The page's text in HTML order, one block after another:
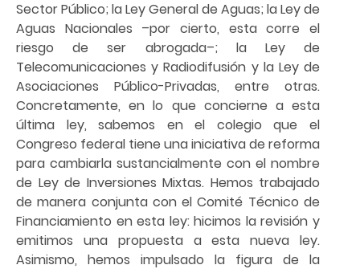
Sector Público; la Ley General de Aguas; la Ley de
Aguas Nacionales –por cierto, esta corre el
riesgo de ser abrogada–; la Ley de
Telecomunicaciones y Radiodifusión y la Ley de
Asociaciones Público-Privadas, entre otras.
Concretamente, en lo que concierne a esta
última ley, sabemos en el colegio que el
Congreso federal tiene una iniciativa de reforma
para cambiarla sustancialmente con el nombre
de Ley de Inversiones Mixtas. Hemos trabajado
de manera conjunta con el Comité Técnico de
Financiamiento en esta ley: hicimos la revisión y
emitimos una propuesta a esta nueva ley.
Asimismo, hemos impulsado la figura de la